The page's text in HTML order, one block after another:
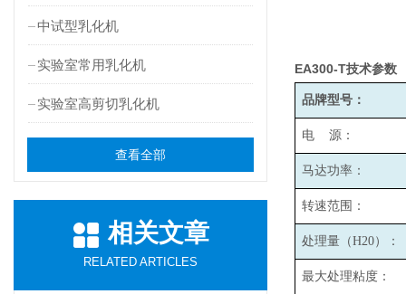
中试型乳化机
实验室常用乳化机
实验室高剪切乳化机
查看全部
相关文章
RELATED ARTICLES
EA300-T技术参数
品牌型号：
电 源：
马达功率：
转速范围：
处理量（H20）：
最大处理粘度：